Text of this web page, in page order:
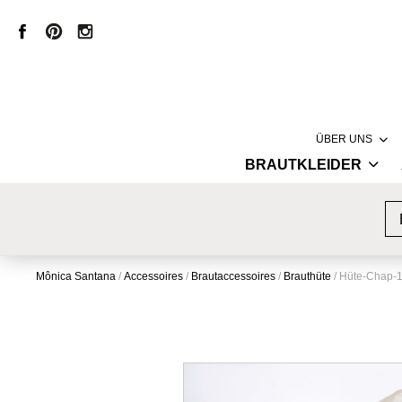
ÜBER UNS
LABEL
MÔNICA
BRAUTKLEIDER
Mônica Santana / Accessoires / Brautaccessoires / Brauthüte / Hüte-Chap-